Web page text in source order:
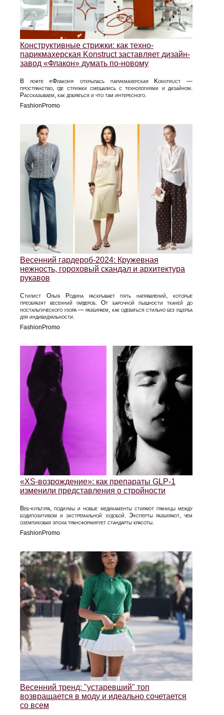
Конструктивные стрижки: как техно-
парикмахерская Konstruct заставляет дизайн-
завод «Флакон» думать по-новому
В лофте «Флакон» открылась парикмахерская Konstruct —
пространство, где стрижки смешались с технологиями и дизайном.
Рассказываем, как добраться и что там интересного.
FashionPromo
Весенний гардероб-2024: Кружевная
нежность, гороховый скандал и архитектура
рукавов
Стилист Ольга Родина раскрывает пять направлений, которые
преобразят весенний гардероб. От барочной пышности тканей до
ностальгического узора — разбираем, как одеваться стильно без ущерба
для индивидуальности.
FashionPromo
«XS‑возрождение»: как препараты GLP‑1
изменили представления о стройности
Веб‑культура, подиумы и новые медикаменты стирают границы между
бодипозитивом и экстремальной худобой. Эксперты разбирают, чем
оземпиковая эпоха трансформирует стандарты красоты.
FashionPromo
Весенний тренд: "устаревший" топ
возвращается в моду и идеально сочетается
со всем